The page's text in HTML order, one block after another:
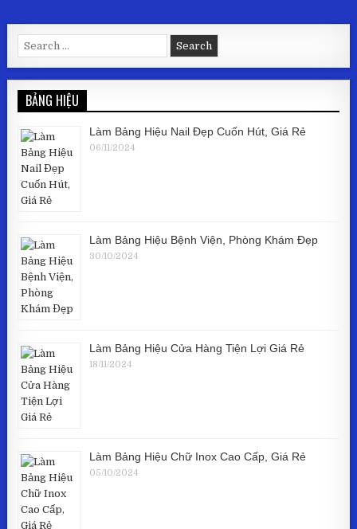
Search for:
BẢNG HIỆU
Làm Bảng Hiệu Nail Đẹp Cuốn Hút, Giá Rẻ
06/11/2024
Làm Bảng Hiệu Bệnh Viện, Phòng Khám Đẹp
30/10/2024
Làm Bảng Hiệu Cửa Hàng Tiện Lợi Giá Rẻ
18/11/2024
Làm Bảng Hiệu Chữ Inox Cao Cấp, Giá Rẻ
05/10/2024